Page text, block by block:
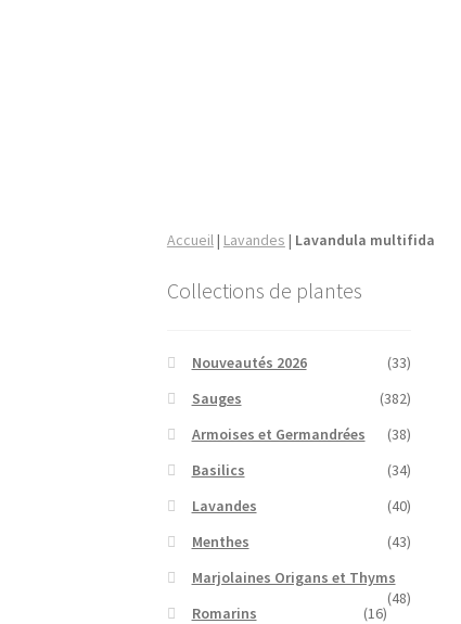
Accueil| Lavandes | Lavandula multifida
Collections de plantes
Nouveautés 2026
(33)
Sauges
(382)
Armoises et Germandrées
(38)
Basilics
(34)
Lavandes
(40)
Menthes
(43)
Marjolaines Origans et Thyms
(48)
Romarins
(16)